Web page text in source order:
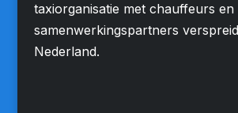
taxiorganisatie met chauffeurs en
samenwerkingspartners
Nederland.